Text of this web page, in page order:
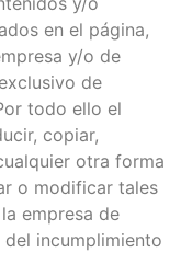
en el página,
y/o de
de
todo ello el
copiar,
otra forma
o modificar tales
empresa de
incumplimiento